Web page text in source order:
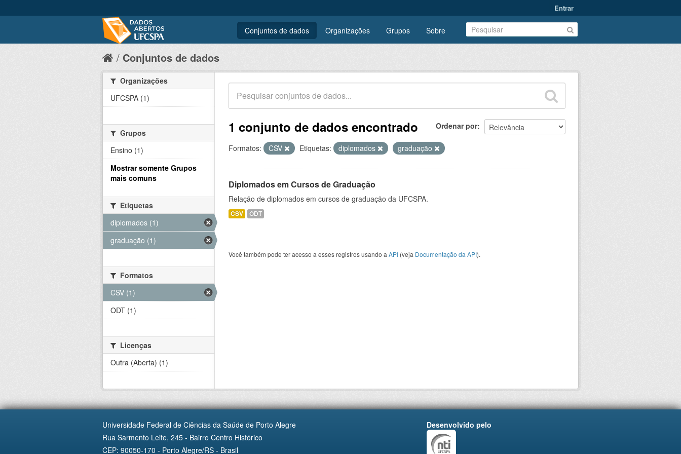
Entrar
Conjuntos de dados Organizações Grupos Sobre
Conjuntos de dados
Ordenar por
1 conjunto de dados encontrado
Formatos: CSV Etiquetas: diplomados graduação
Diplomados em Cursos de Graduação
Relação de diplomados em cursos de graduação da UFCSPA.
CSV ODT
Você também pode ter acesso a esses registros usando a API (veja Documentação da API).
Organizações
UFCSPA (1)
Grupos
Ensino (1)
Mostrar somente Grupos
mais comuns
Etiquetas
diplomados (1)
graduação (1)
Formatos
CSV (1)
ODT (1)
Licenças
Outra (Aberta) (1)
Universidade Federal de Ciências da Saúde de Porto Alegre
Rua Sarmento Leite, 245 - Bairro Centro Histórico
CEP: 90050-170 - Porto Alegre/RS - Brasil
Desenvolvido pelo